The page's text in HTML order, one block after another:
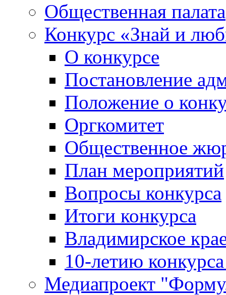
Общественная палата
Конкурс «Знай и
О конкурсе
Постановление
Положение о
Оргкомитет
Общественное
План мероприятий
Вопросы конкурса
Итоги конкурса
Владимирское
10-летию
Медиапроект